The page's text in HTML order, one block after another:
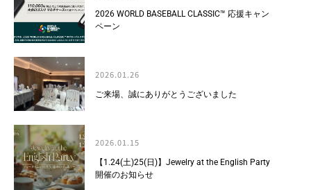
2026 WORLD BASEBALL CLASSIC™ 応援キャン
ペーン
2026.01.26
ご来場、誠にありがとうございました
2026.01.15
【1.24(土)25(日)】Jewelry at the English Party
開催のお知らせ